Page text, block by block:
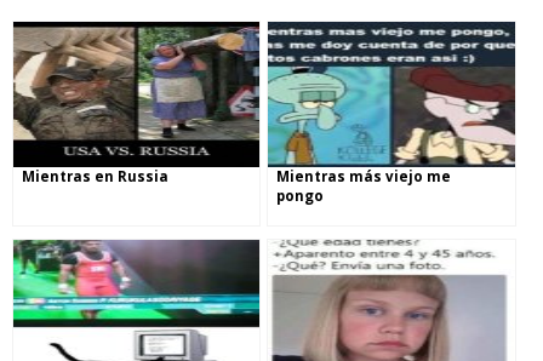
Mientras en Russia
Mientras más viejo me
pongo